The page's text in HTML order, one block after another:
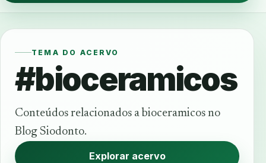
TEMA DO ACERVO
#bioceramicos
Conteúdos relacionados a bioceramicos no
Blog Siodonto.
Explorar acervo